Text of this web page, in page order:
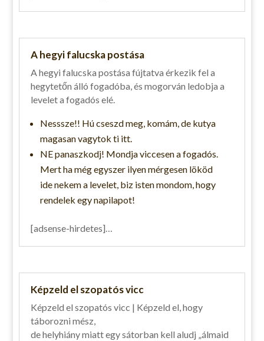
A hegyi falucska postása
A hegyi falucska postása fújtatva érkezik fel a
hegytetőn álló fogadóba, és mogorván ledobja a
levelet a fogadós elé.
Nesssze!! Hú cseszd meg, komám, de kutya
magasan vagytok ti itt.
NE panaszkodj! Mondja viccesen a fogadós.
Mert ha még egyszer ilyen mérgesen lököd
ide nekem a levelet, biz isten mondom, hogy
rendelek egy napilapot!
[adsense-hirdetes]…
Képzeld el szopatós vicc
Képzeld el szopatós vicc | Képzeld el, hogy
táborozni mész,
de helyhiány miatt egy sátorban kell aludj „álmaid